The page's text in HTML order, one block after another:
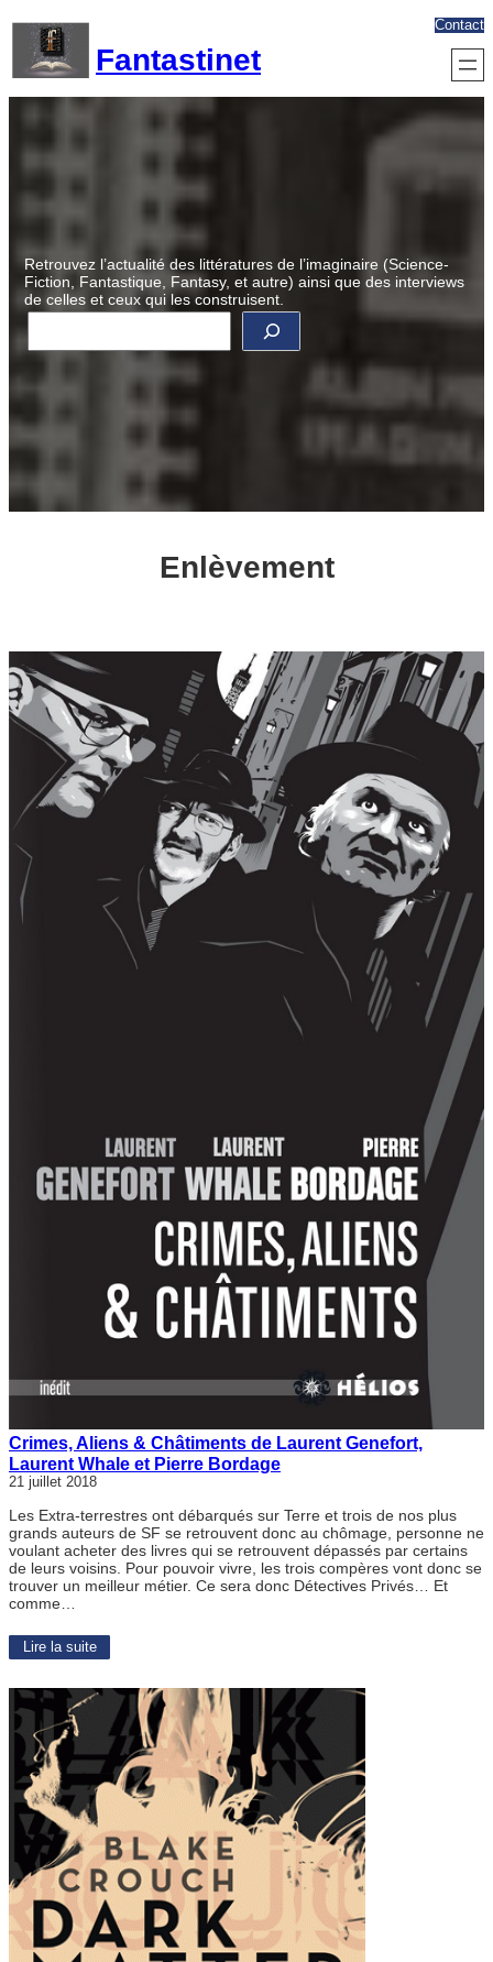
contenu
Fantastinet
Contact
Retrouvez l’actualité des littératures de l’imaginaire (Science-
Fiction, Fantastique, Fantasy, et autre) ainsi que des interviews
de celles et ceux qui les construisent.
R
e
c
c
r
Enlèvement
Crimes, Aliens & Châtiments de Laurent Genefort,
Laurent Whale et Pierre Bordage
21 juillet 2018
Les Extra-terrestres ont débarqués sur Terre et trois de nos plus
grands auteurs de SF se retrouvent donc au chômage, personne ne
voulant acheter des livres qui se retrouvent dépassés par certains
de leurs voisins. Pour pouvoir vivre, les trois compères vont donc se
trouver un meilleur métier. Ce sera donc Détectives Privés… Et
comme…
Lire la suite